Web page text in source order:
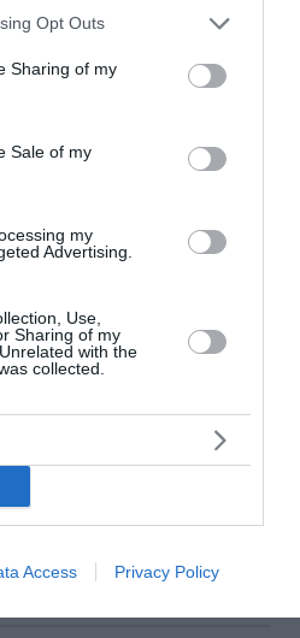
app uses one or more Google
behaviour. You may click to
and its third-party tags to
purposes in below Google
Opt Outs
Sharing of my
Sale of my
my
Advertising.
Use,
Sharing of my
with the
collected.
Access Privacy Policy
- Τα
Μικρούτσικου σε μια
Θέατρο του Λυκαβηττού
το αφιέρωμα στον Θάνο
Λυκαβηττού. Δεν ήταν μόνο